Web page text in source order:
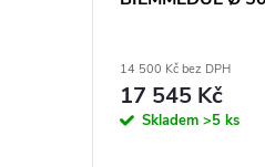
14 500 Kč bez DPH
17 545 Kč
Skladem >5 ks